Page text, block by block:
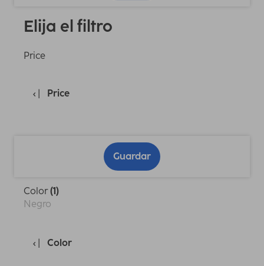
Elija el filtro
Price
Price
Guardar
Color(1)
Negro
Color